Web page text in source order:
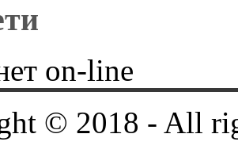
on-line
© 2018 - All